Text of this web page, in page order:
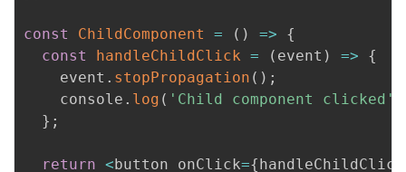
const ChildComponent = ( ) =>
{
const
handleChildClick = ( event ) =>
{
    event
. stopPropagation ( ) ;
    console
. log ( 'Child component clicked'
} ;
return <button onClick={handleChildClick